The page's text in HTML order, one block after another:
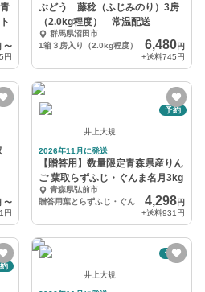
〜
円
ぶどう 藤稔（ふじみのり）3房
（2.0kg程度） 常温配送
群馬県沼田市
1箱３房入り（2.0kg程度）
6,480円
+送料745円
〜
円
予約
井上大規
2026年11月に発送
【贈答用】数量限定青森県産りん
ご 葉取らずふじ・ぐんま名月3kg
青森県弘前市
贈答用葉とらずふじ・ぐんま名月3kg
4,298円
+送料931円
予約
井上大規